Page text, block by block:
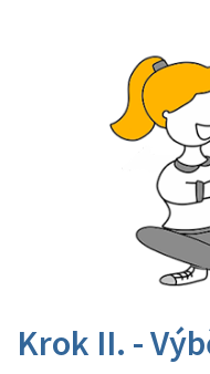
Krok II. -